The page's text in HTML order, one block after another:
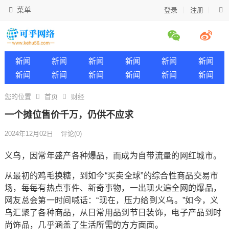
登录 注册
菜单
新闻 新闻 新闻 新闻 新闻
新闻
新闻
新闻 新闻 新闻 新闻 新闻
您的位置 首页 财经
一个摊位售价千万，仍供不应求
2024年12月02日 评论(0)
义乌，因常年盛产各种爆品，而成为自带流量的网红城市。
从最初的鸡毛换糖，到如今“买卖全球”的综合性商品交易市
场，每每有热点事件、新奇事物，一出现火遍全网的爆品，
网友总会第一时间喊话：“现在，压力给到义乌。”如今，义
乌汇聚了各种商品，从日常用品到节日装饰，电子产品到时
尚饰品，几乎涵盖了生活所需的方方面面。